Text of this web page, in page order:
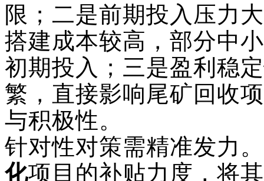
限；二是前期投入压力
搭建成本较高，部分中
初期投入；三是盈利稳
繁，直接影响尾矿回收
与积极性。
针对性对策需精准发力
化项目的补贴力度，将